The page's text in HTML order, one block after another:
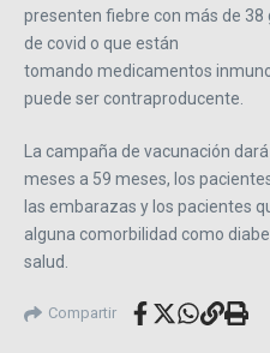
presenten fiebre con más de
de covid o que están
tomando medicamentos
puede ser contraproducente.
La campaña de vacunación
meses a 59 meses, los
las embarazas y los pacientes
alguna comorbilidad como
salud.
Compartir